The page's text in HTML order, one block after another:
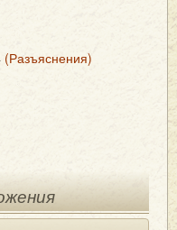
(Разъяснения)